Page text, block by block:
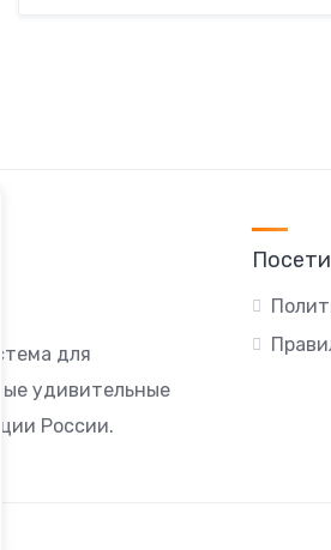
для
удивительные
России.